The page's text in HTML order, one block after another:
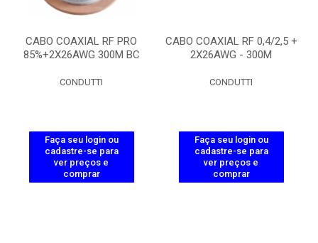
CABO COAXIAL RF PRO
85%+2X26AWG 300M BC
CONDUTTI
Faça seu login ou
cadastre-se para
ver preços e
comprar
CABO COAXIAL RF 0,4/2,5 +
2X26AWG - 300M
CONDUTTI
Faça seu login ou
cadastre-se para
ver preços e
comprar